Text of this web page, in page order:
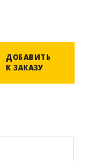
ДОБАВИТЬ
К ЗАКАЗУ